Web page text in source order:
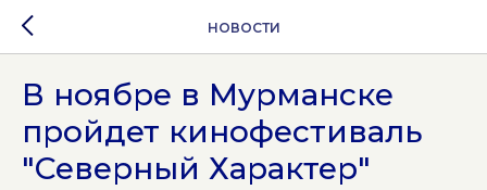
НОВОСТИ
В ноябре в Мурманске
пройдет кинофестиваль
"Северный Характер"